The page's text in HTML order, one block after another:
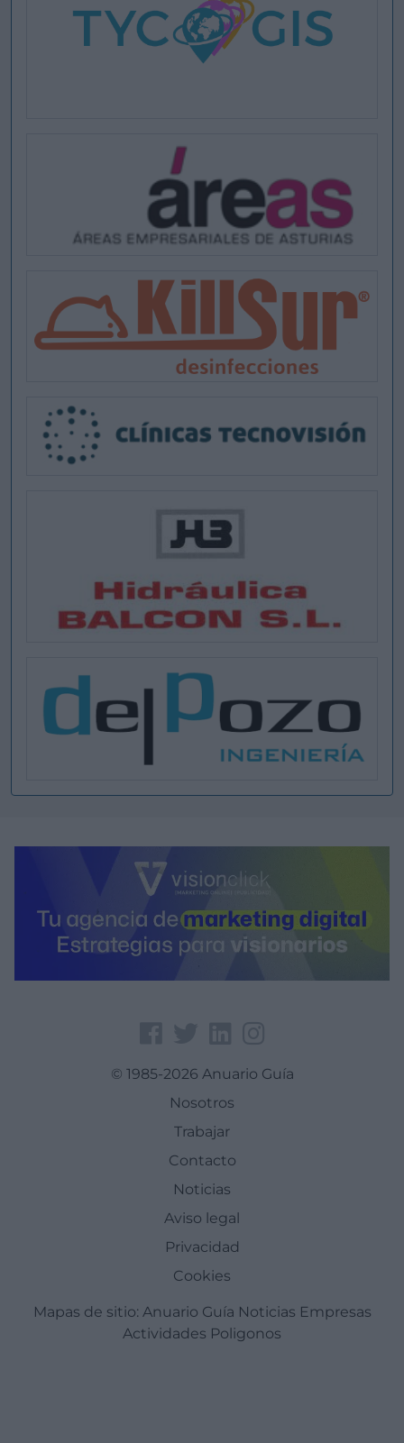
© 1985-2026 Anuario Guía
Nosotros
Trabajar
Contacto
Noticias
Aviso legal
Privacidad
Cookies
Mapas de sitio: Anuario Guía Noticias Empresas
Actividades Poligonos